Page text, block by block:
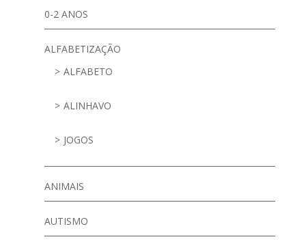
0-2 ANOS
ALFABETIZAÇÃO
ALFABETO
ALINHAVO
JOGOS
ANIMAIS
AUTISMO